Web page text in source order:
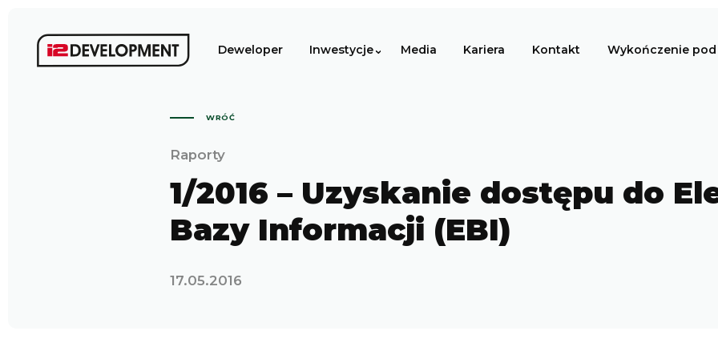
Deweloper Inwestycje Media Kariera Kontakt Wykończenie
WRÓĆ
Raporty
1/2016 – Uzyskanie dostępu do
Bazy Informacji (EBI)
17.05.2016